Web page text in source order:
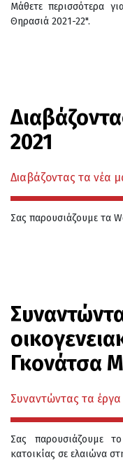
Μάθετε περισσότερα
Θηρασιά 2021-22".
2021
Διαβάζοντας τα νέα
Σας παρουσιάζουμε τα
Γκονάτσα
Συναντώντας τα έργα
Σας παρουσιάζουμε
κατοικίας σε ελαιώνα